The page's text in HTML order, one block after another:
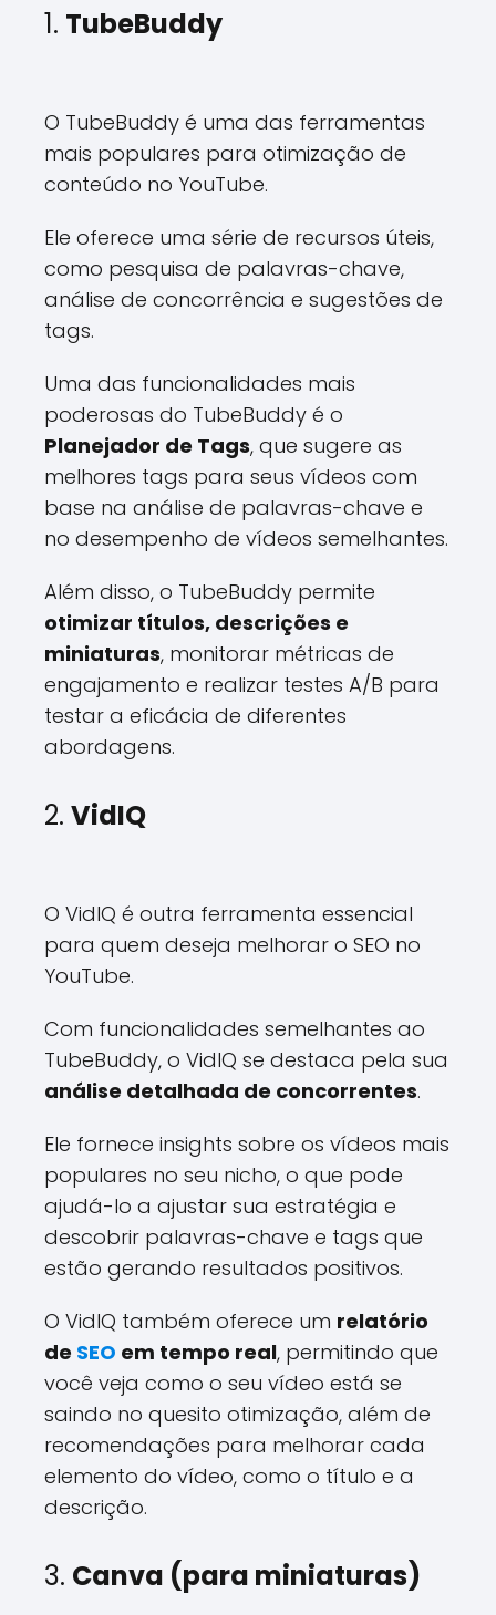
1. TubeBuddy
O TubeBuddy é uma das ferramentas
mais populares para otimização de
conteúdo no YouTube.
Ele oferece uma série de recursos úteis,
como pesquisa de palavras-chave,
análise de concorrência e sugestões de
tags.
Uma das funcionalidades mais
poderosas do TubeBuddy é o
Planejador de Tags, que sugere as
melhores tags para seus vídeos com
base na análise de palavras-chave e
no desempenho de vídeos semelhantes.
Além disso, o TubeBuddy permite
otimizar títulos, descrições e
miniaturas, monitorar métricas de
engajamento e realizar testes A/B para
testar a eficácia de diferentes
abordagens.
2. VidIQ
O VidIQ é outra ferramenta essencial
para quem deseja melhorar o SEO no
YouTube.
Com funcionalidades semelhantes ao
TubeBuddy, o VidIQ se destaca pela sua
análise detalhada de concorrentes.
Ele fornece insights sobre os vídeos mais
populares no seu nicho, o que pode
ajudá-lo a ajustar sua estratégia e
descobrir palavras-chave e tags que
estão gerando resultados positivos.
O VidIQ também oferece um relatório
de SEO em tempo real, permitindo que
você veja como o seu vídeo está se
saindo no quesito otimização, além de
recomendações para melhorar cada
elemento do vídeo, como o título e a
descrição.
3. Canva (para miniaturas)